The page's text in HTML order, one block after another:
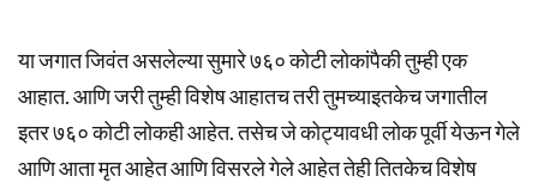
या जगात जिवंत असलेल्या सुमारे ७६० कोटी लोकांपैकी तुम्ही एक
आहात. आणि जरी तुम्ही विशेष आहातच तरी तुमच्याइतकेच जगातील
इतर ७६० कोटी लोकही आहेत. तसेच जे कोट्यावधी लोक पूर्वी येऊन गेले
आणि आता मृत आहेत आणि विसरले गेले आहेत तेही तितकेच विशेष